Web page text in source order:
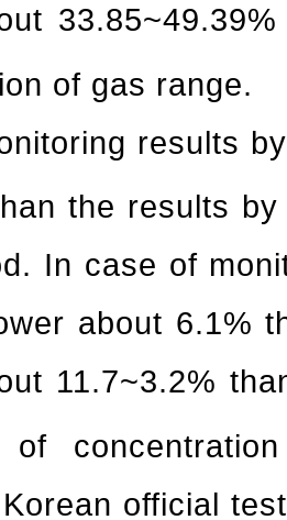
of gas range.
results
the results
In case of
about 6.1%
11.7~3.2%
of
official